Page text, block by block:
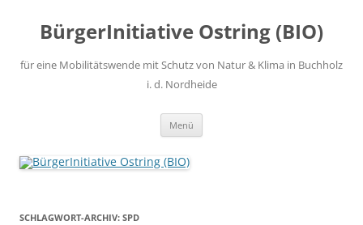
springen
BürgerInitiative Ostring (BIO)
für eine Mobilitätswende mit Schutz von Natur & Klima in Buchholz
i. d. Nordheide
Menü
SCHLAGWORT-ARCHIV: SPD